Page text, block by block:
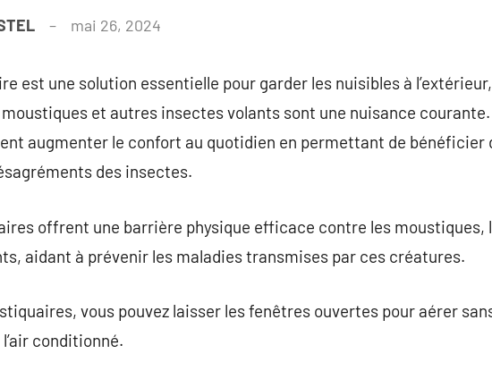
mai 26, 2024
est une solution essentielle pour garder les nuisibles à
et autres insectes volants sont une nuisance
augmenter le confort au quotidien en permettant de bénéficier
des insectes.
offrent une barrière physique efficace contre les moustiques,
aidant à prévenir les maladies transmises par ces créatures.
vous pouvez laisser les fenêtres ouvertes pour aérer
conditionné.